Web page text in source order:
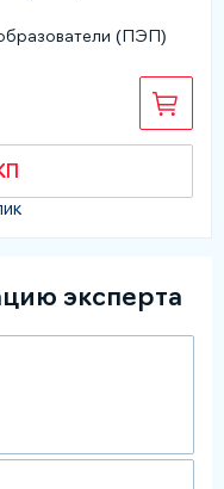
(ПЭП)
эксперта